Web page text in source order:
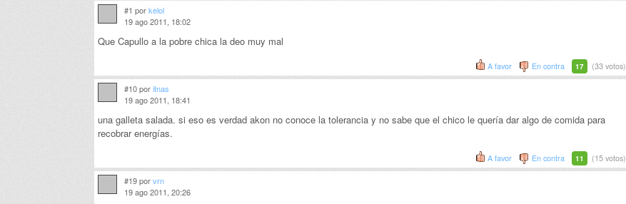
#1 porkelol
19 ago 2011, 18:02
Que Capullo a la pobre chica la deo muy mal
A favor En contra 17 (33 votos)
#10 poritnas
19 ago 2011, 18:41
una galleta salada. si eso es verdad akon no conoce la tolerancia y no sabe que el chico le quería dar algo de comida para
recobrar energías.
A favor En contra 11 (15 votos)
#19 porvrn
19 ago 2011, 20:26